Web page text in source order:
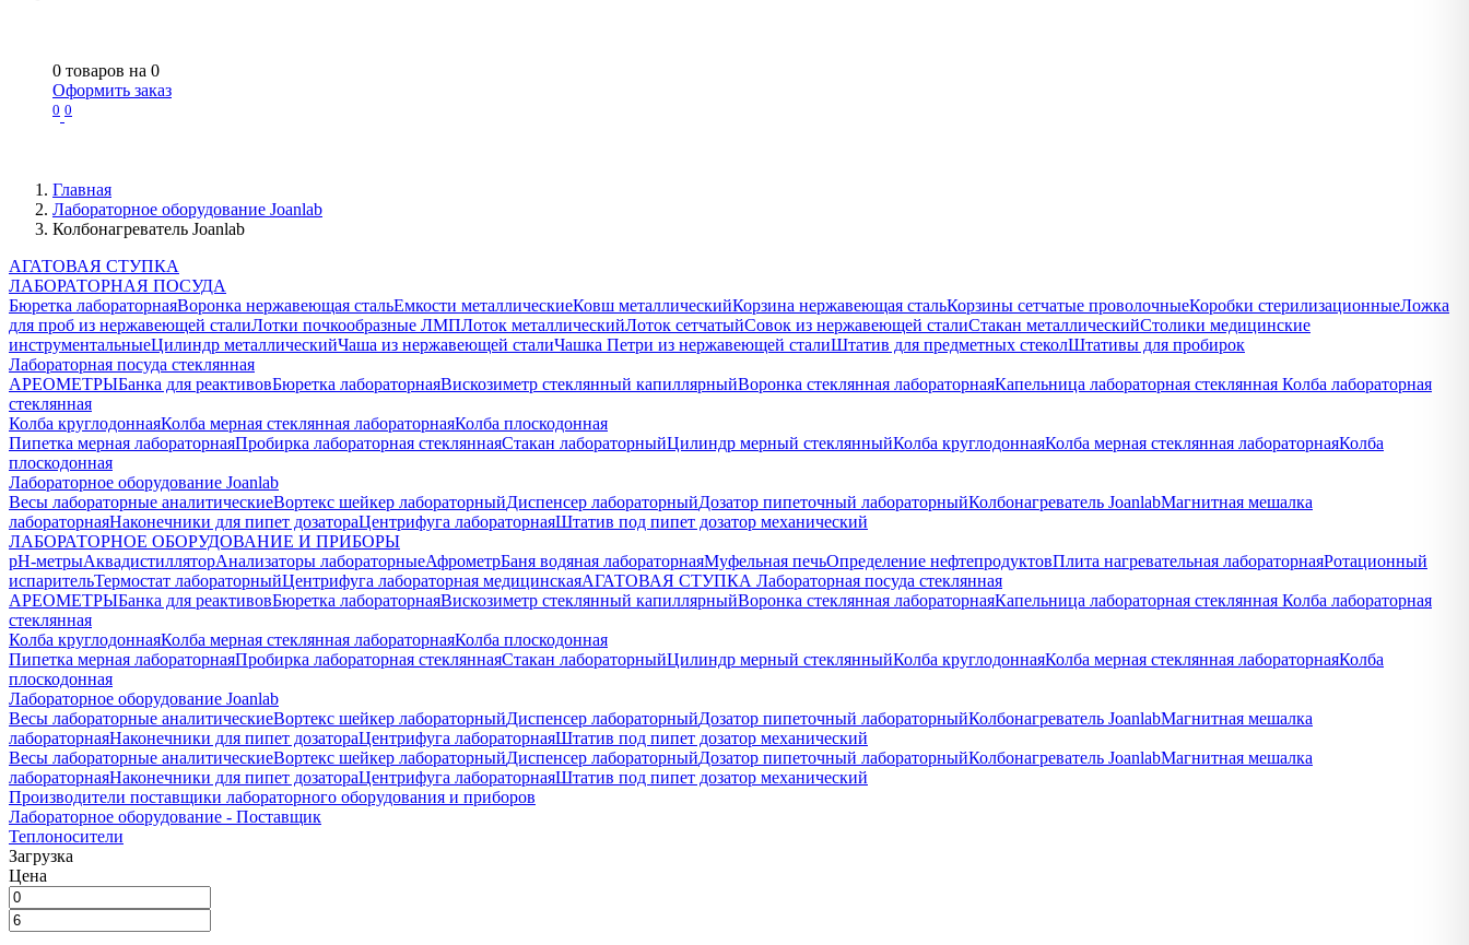
0 товаров на 0
Оформить заказ
0 0
Главная
Лабораторное оборудование Joanlab
Колбонагреватель Joanlab
АГАТОВАЯ СТУПКА
ЛАБОРАТОРНАЯ ПОСУДА
Бюретка лабораторнаяВоронка нержавеющая стальЕмкости металлическиеКовш металлическийКорзина нержавеющая стальКорзины сетчатые проволочныеКоробки стерилизационныеЛожка
для проб из нержавеющей сталиЛотки почкообразные ЛМПЛоток металлическийЛоток сетчатыйСовок из нержавеющей сталиСтакан металлическийСтолики медицинские
инструментальныеЦилиндр металлическийЧаша из нержавеющей сталиЧашка Петри из нержавеющей сталиШтатив для предметных стеколШтативы для пробирок
Лабораторная посуда стеклянная
АРЕОМЕТРЫБанка для реактивовБюретка лабораторнаяВискозиметр стеклянный капиллярныйВоронка стеклянная лабораторнаяКапельница лабораторная стеклянная Колба лабораторная
стеклянная
Колба круглодоннаяКолба мерная стеклянная лабораторнаяКолба плоскодонная
Пипетка мерная лабораторнаяПробирка лабораторная стекляннаяСтакан лабораторныйЦилиндр мерный стеклянныйКолба круглодоннаяКолба мерная стеклянная лабораторнаяКолба
плоскодонная
Лабораторное оборудование Joanlab
Весы лабораторные аналитическиеВортекс шейкер лабораторныйДиспенсер лабораторныйДозатор пипеточный лабораторныйКолбонагреватель JoanlabМагнитная мешалка
лабораторнаяНаконечники для пипет дозатораЦентрифуга лабораторнаяШтатив под пипет дозатор механический
ЛАБОРАТОРНОЕ ОБОРУДОВАНИЕ И ПРИБОРЫ
pH-метрыАквадистилляторАнализаторы лабораторныеАфрометрБаня водяная лабораторнаяМуфельная печьОпределение нефтепродуктовПлита нагревательная лабораторнаяРотационный
испарительТермостат лабораторныйЦентрифуга лабораторная медицинскаяАГАТОВАЯ СТУПКА Лабораторная посуда стеклянная
АРЕОМЕТРЫБанка для реактивовБюретка лабораторнаяВискозиметр стеклянный капиллярныйВоронка стеклянная лабораторнаяКапельница лабораторная стеклянная Колба лабораторная
стеклянная
Колба круглодоннаяКолба мерная стеклянная лабораторнаяКолба плоскодонная
Пипетка мерная лабораторнаяПробирка лабораторная стекляннаяСтакан лабораторныйЦилиндр мерный стеклянныйКолба круглодоннаяКолба мерная стеклянная лабораторнаяКолба
плоскодонная
Лабораторное оборудование Joanlab
Весы лабораторные аналитическиеВортекс шейкер лабораторныйДиспенсер лабораторныйДозатор пипеточный лабораторныйКолбонагреватель JoanlabМагнитная мешалка
лабораторнаяНаконечники для пипет дозатораЦентрифуга лабораторнаяШтатив под пипет дозатор механический
Весы лабораторные аналитическиеВортекс шейкер лабораторныйДиспенсер лабораторныйДозатор пипеточный лабораторныйКолбонагреватель JoanlabМагнитная мешалка
лабораторнаяНаконечники для пипет дозатораЦентрифуга лабораторнаяШтатив под пипет дозатор механический
Производители поставщики лабораторного оборудования и приборов
Лабораторное оборудование - Поставщик
Теплоносители
Загрузка
Цена